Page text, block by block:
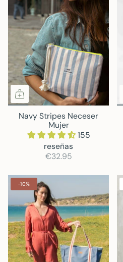
Navy Stripes Neceser
Mujer
155
reseñas
€32.95
-10%